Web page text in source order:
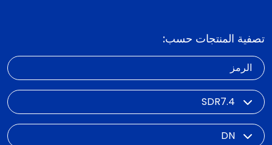
تصفية المنتجات حسب:
الرمز
SDR
DN